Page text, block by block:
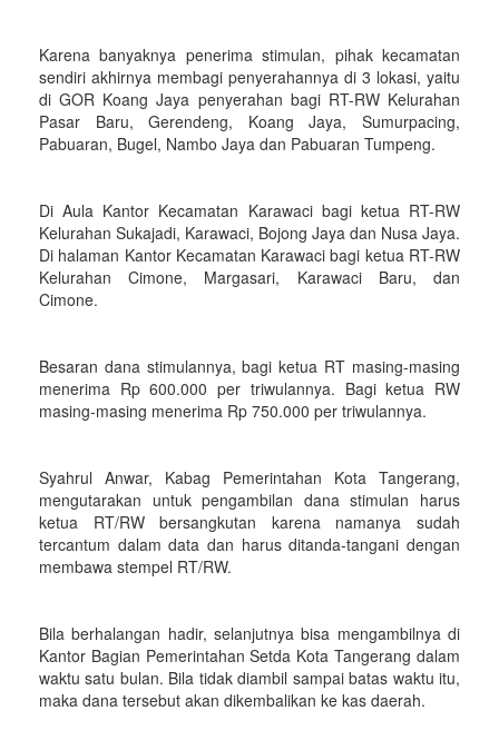
Karena banyaknya penerima stimulan, pihak kecamatan
sendiri akhirnya membagi penyerahannya di 3 lokasi, yaitu
di GOR Koang Jaya penyerahan bagi RT-RW Kelurahan
Pasar Baru, Gerendeng, Koang Jaya, Sumurpacing,
Pabuaran, Bugel, Nambo Jaya dan Pabuaran Tumpeng.
Di Aula Kantor Kecamatan Karawaci bagi ketua RT-RW
Kelurahan Sukajadi, Karawaci, Bojong Jaya dan Nusa Jaya.
Di halaman Kantor Kecamatan Karawaci bagi ketua RT-RW
Kelurahan Cimone, Margasari, Karawaci Baru, dan
Cimone.
Besaran dana stimulannya, bagi ketua RT masing-masing
menerima Rp 600.000 per triwulannya. Bagi ketua RW
masing-masing menerima Rp 750.000 per triwulannya.
Syahrul Anwar, Kabag Pemerintahan Kota Tangerang,
mengutarakan untuk pengambilan dana stimulan harus
ketua RT/RW bersangkutan karena namanya sudah
tercantum dalam data dan harus ditanda-tangani dengan
membawa stempel RT/RW.
Bila berhalangan hadir, selanjutnya bisa mengambilnya di
Kantor Bagian Pemerintahan Setda Kota Tangerang dalam
waktu satu bulan. Bila tidak diambil sampai batas waktu itu,
maka dana tersebut akan dikembalikan ke kas daerah.